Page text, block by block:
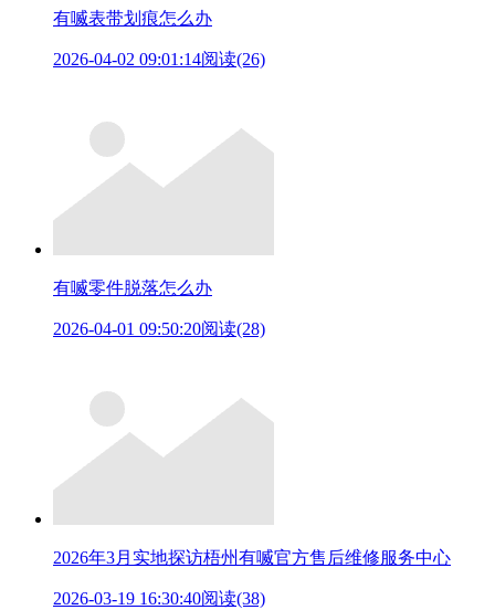
有喴表带划痕怎么办
2026-04-02 09:01:14阅读(26)
有喴零件脱落怎么办
2026-04-01 09:50:20阅读(28)
2026年3月实地探访梧州有喴官方售后维修服务中心
2026-03-19 16:30:40阅读(38)